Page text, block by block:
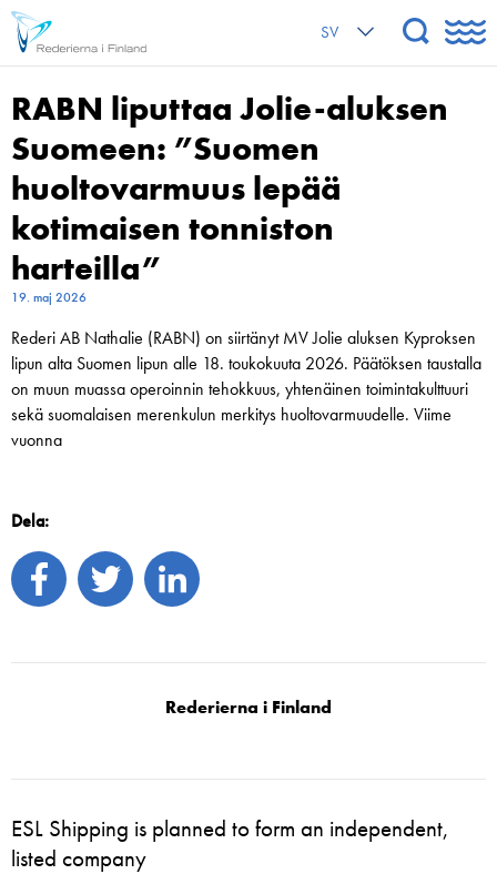
SV
RABN liputtaa Jolie-aluksen
Suomeen: ”Suomen
huoltovarmuus lepää
kotimaisen tonniston
harteilla”
19. maj 2026
Rederi AB Nathalie (RABN) on siirtänyt MV Jolie aluksen Kyproksen
lipun alta Suomen lipun alle 18. toukokuuta 2026. Päätöksen taustalla
on muun muassa operoinnin tehokkuus, yhtenäinen toimintakulttuuri
sekä suomalaisen merenkulun merkitys huoltovarmuudelle. Viime
vuonna
Dela:
Rederierna i Finland
ESL Shipping is planned to form an independent,
listed company